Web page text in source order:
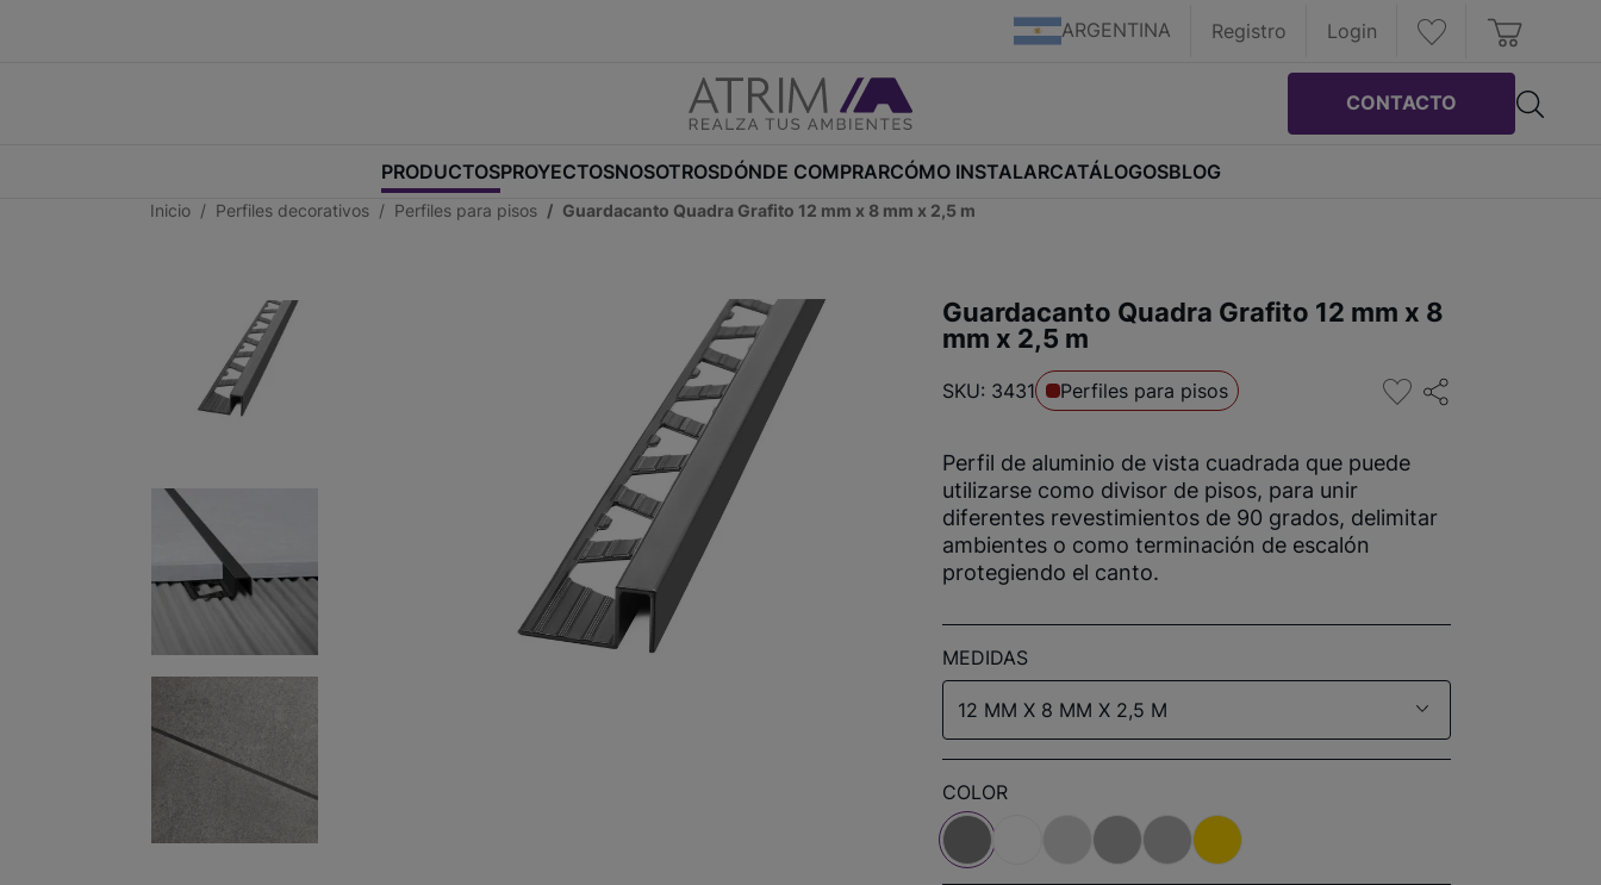
ARGENTINA Registro Login
CONTACTO
PRODUCTOSPROYECTOSNOSOTROSDÓNDE COMPRARCÓMO INSTALARCATÁLOGOSBLOG
Inicio Perfiles decorativos Perfiles para pisos Guardacanto Quadra Grafito 12 mm x 8 mm x 2,5 m
Guardacanto Quadra Grafito 12 mm x 8
mm x 2,5 m
SKU: 3431 Perfiles para pisos
Perfil de aluminio de vista cuadrada que puede
utilizarse como divisor de pisos, para unir
diferentes revestimientos de 90 grados, delimitar
ambientes o como terminación de escalón
protegiendo el canto.
MEDIDAS
12 MM X 8 MM X 2,5 M
COLOR